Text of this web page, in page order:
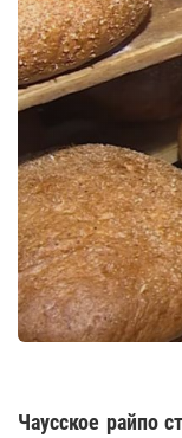
Чаусское райпо